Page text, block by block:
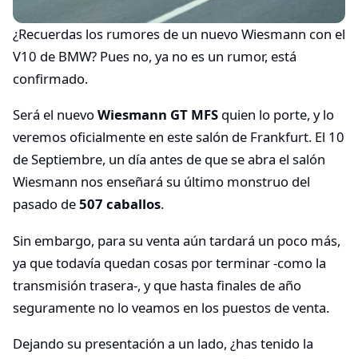
¿Recuerdas los rumores de un nuevo Wiesmann con el
V10 de BMW? Pues no, ya no es un rumor, está
confirmado.
Será el nuevoWiesmann GT MFS quien lo porte, y lo
veremos oficialmente en este salón de Frankfurt. El 10
de Septiembre, un día antes de que se abra el salón
Wiesmann nos enseñará su último monstruo del
pasado de507 caballos.
Sin embargo, para su venta aún tardará un poco más,
ya que todavía quedan cosas por terminar -como la
transmisión trasera-, y que hasta finales de año
seguramente no lo veamos en los puestos de venta.
Dejando su presentación a un lado, ¿has tenido la